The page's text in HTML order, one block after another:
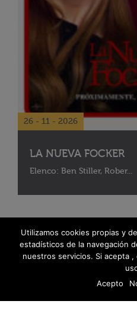
26 - 11 - 2026
LA NUEVA FOCKER
Elenco: Ben Stiller, Rober...
© 2026 Fanáticos del Cine -
Utilizamos cookies propias y
estadísticos de la navegación
nuestros servicios. Si acepta
Acepto